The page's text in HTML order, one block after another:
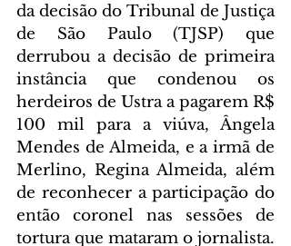
da decisão do Tribunal de Justiça
de São Paulo (TJSP) que
derrubou a decisão de primeira
instância que condenou os
herdeiros de Ustra a pagarem R$
100 mil para a viúva, Ângela
Mendes de Almeida, e a irmã de
Merlino, Regina Almeida, além
de reconhecer a participação do
então coronel nas sessões de
tortura que mataram o jornalista.